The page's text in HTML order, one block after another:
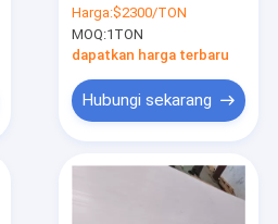
48 X 96 Panel Baja
Disikat 403f 404 409
430f
Harga:$2300/TON
MOQ:1TON
dapatkan harga terbaru
Hubungi sekarang